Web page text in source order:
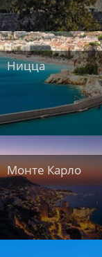
Ницца
Монте Карло